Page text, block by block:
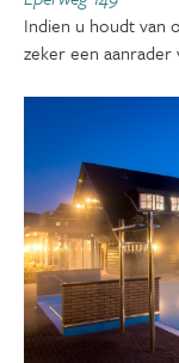
Indien u houdt van
zeker een